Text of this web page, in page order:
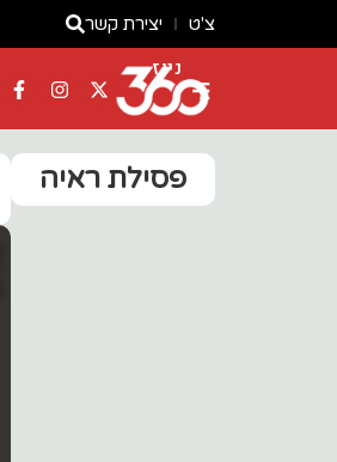
צ'ט יצירת קשר
ניוז
פסילת ראיה